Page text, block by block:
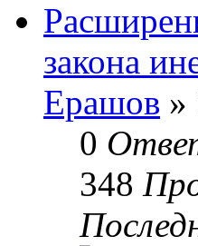
закона
Ерашов »
0
348